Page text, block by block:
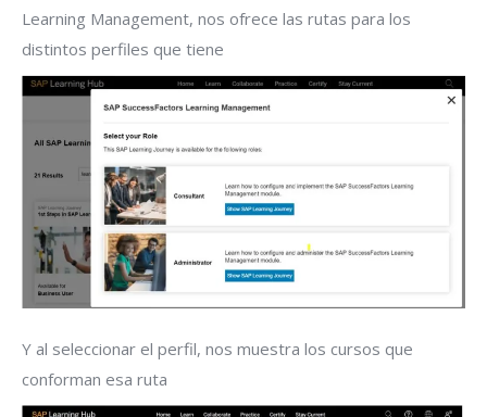
Learning Management, nos ofrece las rutas para los
distintos perfiles que tiene
Y al seleccionar el perfil, nos muestra los cursos que
conforman esa ruta